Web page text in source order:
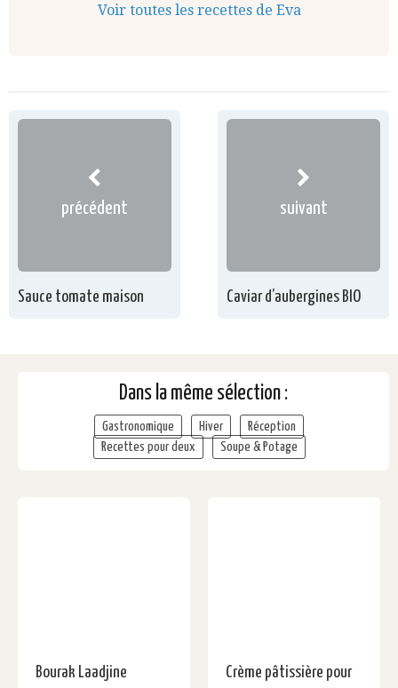
Voir toutes les recettes de Eva
précédent
Sauce tomate maison
suivant
Caviar d’aubergines BIO
Dans la même sélection :
Gastronomique Hiver
Réception
Recettes pour deux
Soupe & Potage
Bourak Laadjine
Crème pâtissière pour